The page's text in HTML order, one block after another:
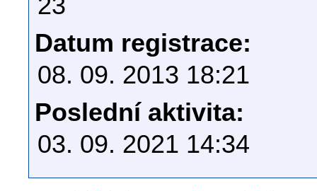
Datum registrace:
08. 09. 2013 18:21
Poslední aktivita:
03. 09. 2021 14:34